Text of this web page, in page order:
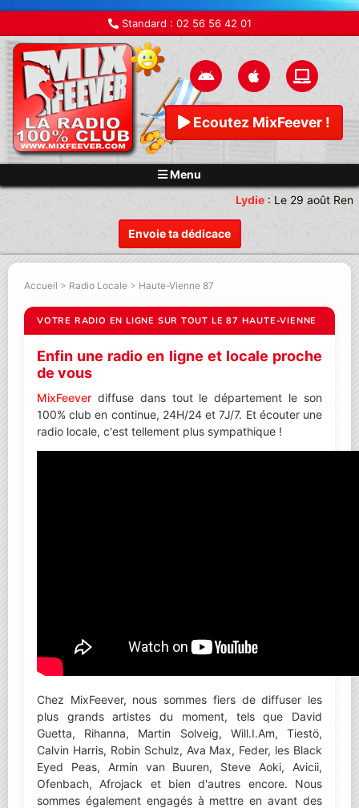
Standard : 02 56 56 42 01
Ecoutez MixFeever !
Menu
Envoie ta dédicace
Lydie: Le 29 août
Accueil > Radio Locale > Haute-Vienne 87
VOTRE RADIO EN LIGNE SUR TOUT LE 87 HAUTE-VIENNE
Enfin une radio en ligne et locale proche
de vous
MixFeever diffuse dans tout le département le son
100% club en continue, 24H/24 et 7J/7. Et écouter une
radio locale, c'est tellement plus sympathique !
Chez MixFeever, nous sommes fiers de diffuser les
plus grands artistes du moment, tels que David
Guetta, Rihanna, Martin Solveig, Will.I.Am, Tiestö,
Calvin Harris, Robin Schulz, Ava Max, Feder, les Black
Eyed Peas, Armin van Buuren, Steve Aoki, Avicii,
Ofenbach, Afrojack et bien d'autres encore. Nous
sommes également engagés à mettre en avant des